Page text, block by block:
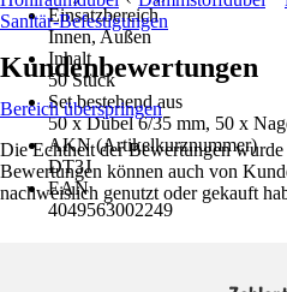
Einsatzbereich
Innen, Außen
Inhalt
50 Stück
Set bestehend aus
50 x Dübel 6/35 mm, 50 x
AKN (Artikelkurznummer)
DT3J
EAN
4049563002249
Sanitär-Befestigungen
Kundenbewertungen
Bereich überspringen
Die Echtheit der Bewertungen
Bewertungen können auch von
nachweislich genutzt oder gekauft